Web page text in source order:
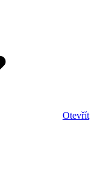
Otevřít